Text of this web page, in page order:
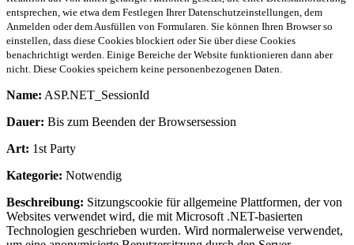
entsprechen, wie etwa dem Festlegen Ihrer Datenschutzeinstellungen, dem
Anmelden oder dem Ausfüllen von Formularen. Sie können Ihren Browser so
einstellen, dass diese Cookies blockiert oder Sie über diese Cookies
benachrichtigt werden. Einige Bereiche der Website funktionieren dann aber
nicht. Diese Cookies speichern keine personenbezogenen Daten.
Name: ASP.NET_SessionId
Dauer: Bis zum Beenden der Browsersession
Art: 1st Party
Kategorie: Notwendig
Beschreibung: Sitzungscookie für allgemeine Plattformen, der von
Websites verwendet wird, die mit Microsoft .NET-basierten
Technologien geschrieben wurden. Wird normalerweise verwendet,